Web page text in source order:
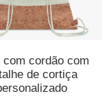
com cordão com
de cortiça